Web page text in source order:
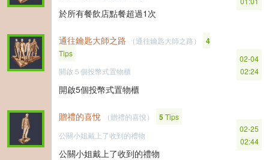
於所有餐飲店點餐超過1次
通往鑰匙大師之路 （通往鑰匙大師之路） 4
Tips
開啟５個投幣式置物櫃
開啟5個投幣式置物櫃
02-04
02:24
贈禮的喜悅 （贈禮的喜悅） 5Tips
公關小姐戴上了收到的禮物
公關小姐戴上了收到的禮物
02-25
02:44